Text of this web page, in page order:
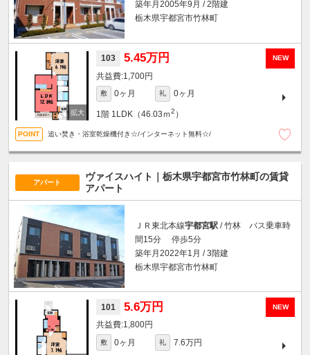
築年月2005年9月 / 2階建
栃木県宇都宮市竹林町
NEW
103 5.45万円
1,700円
敷 0ヶ月 礼 0ヶ月
1階 1LDK（46.03ｍ2 ）
追い焚き・浴室乾燥機付き☆/インターネット無料☆/
アパート
ヴァイスハイト｜栃木県宇都宮市竹林町の賃貸
アパート
ＪＲ東北本線宇都宮駅 / 竹林 バス乗車時
間15分 停歩5分
築年月2022年1月 / 3階建
栃木県宇都宮市竹林町
NEW
101 5.6万円
1,800円
敷 0ヶ月 礼 7.6万円